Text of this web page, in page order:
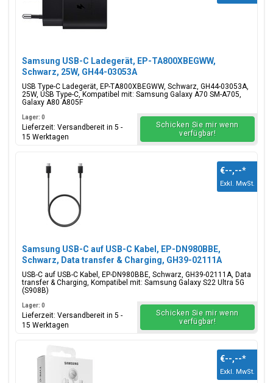
Samsung USB-C Ladegerät, EP-TA800XBEGWW,
Schwarz, 25W, GH44-03053A
USB Type-C Ladegerät, EP-TA800XBEGWW, Schwarz, GH44-03053A,
25W, USB Type-C, Kompatibel mit: Samsung Galaxy A70 SM-A705,
Galaxy A80 A805F
Lager: 0
Lieferzeit: Versandbereit in 5 -
15 Werktagen
Schicken Sie mir wenn
verfügbar!
Samsung USB-C auf USB-C Kabel, EP-DN980BBE,
Schwarz, Data transfer & Charging, GH39-02111A
USB-C auf USB-C Kabel, EP-DN980BBE, Schwarz, GH39-02111A, Data
transfer & Charging, Kompatibel mit: Samsung Galaxy S22 Ultra 5G
(S908B)
€--,--*
Exkl. MwSt.
Lager: 0
Lieferzeit: Versandbereit in 5 -
15 Werktagen
Schicken Sie mir wenn
verfügbar!
€--,--*
Exkl. MwSt.